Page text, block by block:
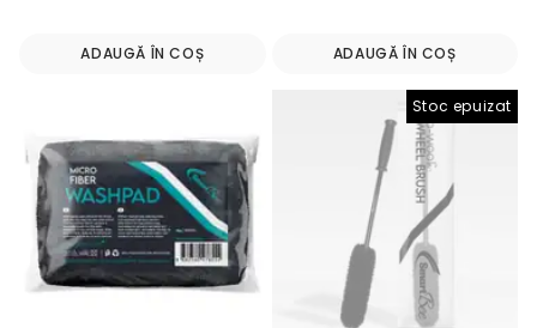
ADAUGĂ ÎN COȘ ADAUGĂ ÎN COȘ
Stoc epuizat